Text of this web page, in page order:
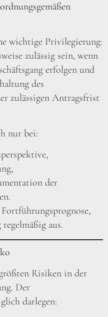
wichtige Privilegierung:
zulässig sein, wenn
erfolgen und
des
zulässigen Antragsfrist
nur bei:
der
aus.
Risiken in der
Der
darlegen: